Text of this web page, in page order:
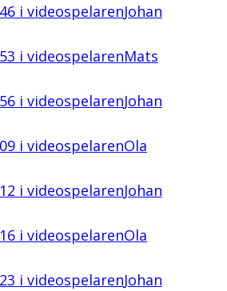
i videospelarenJohan
i videospelarenMats
i videospelarenJohan
i videospelarenOla
i videospelarenJohan
i videospelarenOla
i videospelarenJohan